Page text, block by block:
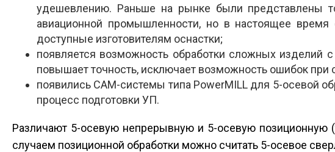
удешевлению. Раньше на рынке были представлены
авиационной промышленности, но в настоящее
доступные изготовителям оснастки;
появляется возможность обработки сложных изделий
повышает точность, исключает возможность ошибок
появились CAM-системы типа PowerMILL для 5-осевой
процесс подготовки УП.
Различают 5-осевую непрерывную и 5-осевую позиционную
случаем позиционной обработки можно считать 5-осевое